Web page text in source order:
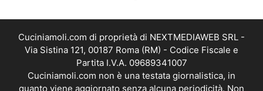
Cuciniamoli.com di proprietà di NEXTMEDIAWEB SRL -
Via Sistina 121, 00187 Roma (RM) - Codice Fiscale e
Partita I.V.A. 09689341007
Cuciniamoli.com non è una testata giornalistica, in
quanto viene aggiornato senza alcuna periodicità. Non